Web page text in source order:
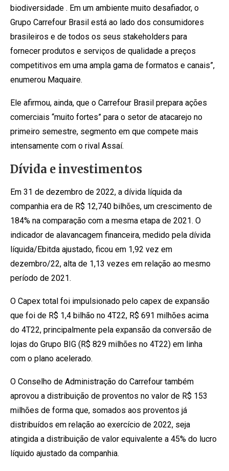
biodiversidade . Em um ambiente muito desafiador, o
Grupo Carrefour Brasil está ao lado dos consumidores
brasileiros e de todos os seus stakeholders para
fornecer produtos e serviços de qualidade a preços
competitivos em uma ampla gama de formatos e canais”,
enumerou Maquaire.
Ele afirmou, ainda, que o Carrefour Brasil prepara ações
comerciais “muito fortes” para o setor de atacarejo no
primeiro semestre, segmento em que compete mais
intensamente com o rival Assaí.
Dívida e investimentos
Em 31 de dezembro de 2022, a dívida líquida da
companhia era de R$ 12,740 bilhões, um crescimento de
184% na comparação com a mesma etapa de 2021. O
indicador de alavancagem financeira, medido pela dívida
líquida/Ebitda ajustado, ficou em 1,92 vez em
dezembro/22, alta de 1,13 vezes em relação ao mesmo
período de 2021.
O Capex total foi impulsionado pelo capex de expansão
que foi de R$ 1,4 bilhão no 4T22, R$ 691 milhões acima
do 4T22, principalmente pela expansão da conversão de
lojas do Grupo BIG (R$ 829 milhões no 4T22) em linha
com o plano acelerado.
O Conselho de Administração do Carrefour também
aprovou a distribuição de proventos no valor de R$ 153
milhões de forma que, somados aos proventos já
distribuídos em relação ao exercício de 2022, seja
atingida a distribuição de valor equivalente a 45% do lucro
líquido ajustado da companhia.